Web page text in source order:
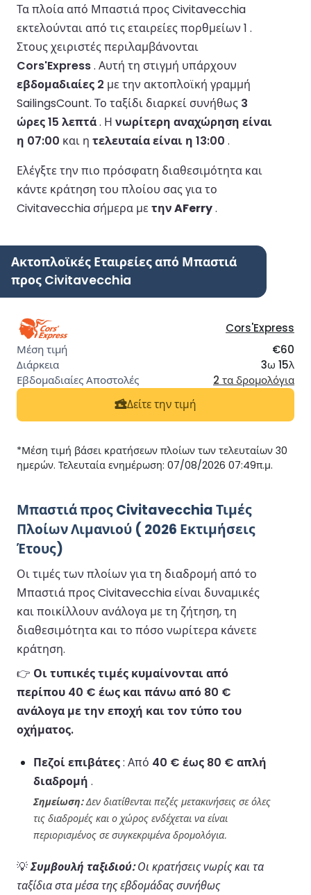
Τα πλοία από Μπαστιά προς Civitavecchia
εκτελούνται από τις εταιρείες πορθμείων 1 .
Στους χειριστές περιλαμβάνονται
Cors'Express. Αυτή τη στιγμή υπάρχουν
εβδομαδιαίες 2 με την ακτοπλοϊκή γραμμή
SailingsCount. Το ταξίδι διαρκεί συνήθως 3
ώρες 15 λεπτά. Η νωρίτερη αναχώρηση είναι
η 07:00 και η τελευταία είναι η 13:00 .
Ελέγξτε την πιο πρόσφατη διαθεσιμότητα και
κάντε κράτηση του πλοίου σας για το
Civitavecchia σήμερα μετην AFerry.
Ακτοπλοϊκές Εταιρείες από Μπαστιά
προς Civitavecchia
Cors'Express
€60
3ω 15λ
2 τα δρομολόγια
Δείτε την τιμή
*Μέση τιμή βάσει κρατήσεων πλοίων των τελευταίων 30
ημερών. Τελευταία ενημέρωση: 07/08/2026 07:49π.μ.
Μπαστιά προς Civitavecchia Τιμές
Πλοίων Λιμανιού ( 2026 Εκτιμήσεις
Έτους)
Οι τιμές των πλοίων για τη διαδρομή από το
Μπαστιά προς Civitavecchia είναι δυναμικές
και ποικίλλουν ανάλογα με τη ζήτηση, τη
διαθεσιμότητα και το πόσο νωρίτερα κάνετε
κράτηση.
👉 Οι τυπικές τιμές κυμαίνονται από
περίπου 40 € έως και πάνω από 80 €
ανάλογα με την εποχή και τον τύπο του
οχήματος.
Πεζοί επιβάτες: Από 40 € έως 80 € απλή
διαδρομή .
Σημείωση:Δεν διατίθενται πεζές μετακινήσεις σε όλες
τις διαδρομές και ο χώρος ενδέχεται να είναι
περιορισμένος σε συγκεκριμένα δρομολόγια.
💡Συμβουλή ταξιδιού:Οι κρατήσεις νωρίς και τα
ταξίδια στα μέσα της εβδομάδας συνήθως